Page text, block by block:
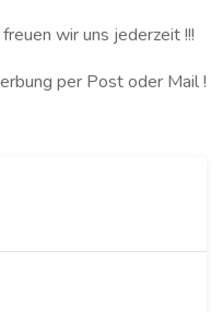
wir uns jederzeit !!!
per Post oder Mail !